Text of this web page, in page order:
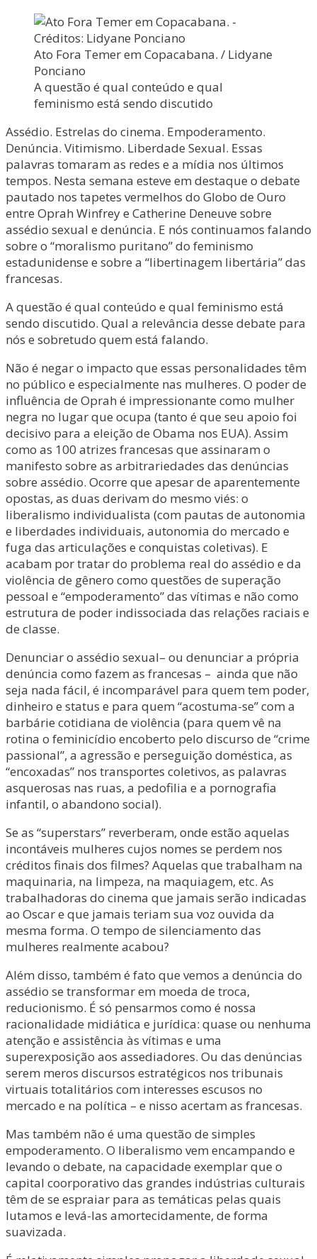
Ato Fora Temer em Copacabana. / Lidyane
Ponciano
A questão é qual conteúdo e qual
feminismo está sendo discutido
Assédio. Estrelas do cinema. Empoderamento.
Denúncia. Vitimismo. Liberdade Sexual. Essas
palavras tomaram as redes e a mídia nos últimos
tempos. Nesta semana esteve em destaque o debate
pautado nos tapetes vermelhos do Globo de Ouro
entre Oprah Winfrey e Catherine Deneuve sobre
assédio sexual e denúncia. E nós continuamos falando
sobre o “moralismo puritano” do feminismo
estadunidense e sobre a “libertinagem libertária” das
francesas.
A questão é qual conteúdo e qual feminismo está
sendo discutido. Qual a relevância desse debate para
nós e sobretudo quem está falando.
Não é negar o impacto que essas personalidades têm
no público e especialmente nas mulheres. O poder de
influência de Oprah é impressionante como mulher
negra no lugar que ocupa (tanto é que seu apoio foi
decisivo para a eleição de Obama nos EUA). Assim
como as 100 atrizes francesas que assinaram o
manifesto sobre as arbitrariedades das denúncias
sobre assédio. Ocorre que apesar de aparentemente
opostas, as duas derivam do mesmo viés: o
liberalismo individualista (com pautas de autonomia
e liberdades individuais, autonomia do mercado e
fuga das articulações e conquistas coletivas). E
acabam por tratar do problema real do assédio e da
violência de gênero como questões de superação
pessoal e “empoderamento” das vítimas e não como
estrutura de poder indissociada das relações raciais e
de classe.
Denunciar o assédio sexual– ou denunciar a própria
denúncia como fazem as francesas – ainda que não
seja nada fácil, é incomparável para quem tem poder,
dinheiro e status e para quem “acostuma-se” com a
barbárie cotidiana de violência (para quem vê na
rotina o feminicídio encoberto pelo discurso de “crime
passional”, a agressão e perseguição doméstica, as
“encoxadas” nos transportes coletivos, as palavras
asquerosas nas ruas, a pedofilia e a pornografia
infantil, o abandono social).
Se as “superstars” reverberam, onde estão aquelas
incontáveis mulheres cujos nomes se perdem nos
créditos finais dos filmes? Aquelas que trabalham na
maquinaria, na limpeza, na maquiagem, etc. As
trabalhadoras do cinema que jamais serão indicadas
ao Oscar e que jamais teriam sua voz ouvida da
mesma forma. O tempo de silenciamento das
mulheres realmente acabou?
Além disso, também é fato que vemos a denúncia do
assédio se transformar em moeda de troca,
reducionismo. É só pensarmos como é nossa
racionalidade midiática e jurídica: quase ou nenhuma
atenção e assistência às vítimas e uma
superexposição aos assediadores. Ou das denúncias
serem meros discursos estratégicos nos tribunais
virtuais totalitários com interesses escusos no
mercado e na política – e nisso acertam as francesas.
Mas também não é uma questão de simples
empoderamento. O liberalismo vem encampando e
levando o debate, na capacidade exemplar que o
capital coorporativo das grandes indústrias culturais
têm de se espraiar para as temáticas pelas quais
lutamos e levá-las amortecidamente, de forma
suavizada.